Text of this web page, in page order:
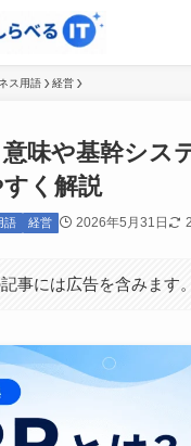
ス用語 経営
味や基幹シス
く解説
語 経営 2026年5月31日
記事には広告を含みます。